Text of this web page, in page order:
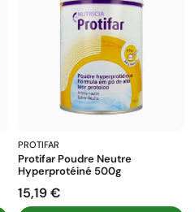
PROTIFAR
Protifar Poudre Neutre
Hyperprotéiné 500g
Prix
15,19 €